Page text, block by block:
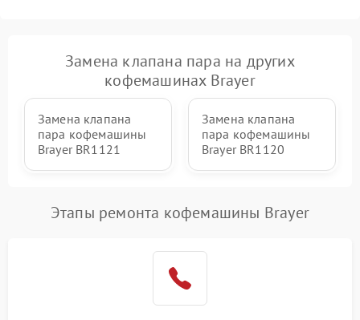
Замена клапана пара на других
кофемашинах Brayer
Замена клапана
пара кофемашины
Brayer BR1121
Замена клапана
пара кофемашины
Brayer BR1120
Этапы ремонта кофемашины Brayer